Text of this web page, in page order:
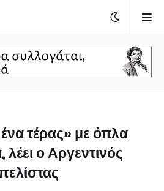
τέρας» με όπλα
ο Αργεντινός